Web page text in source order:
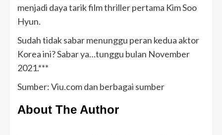
menjadi daya tarik film thriller pertama Kim Soo
Hyun.
Sudah tidak sabar menunggu peran kedua aktor
Korea ini? Sabar ya…tunggu bulan November
2021.***
Sumber: Viu.com dan berbagai sumber
About The Author